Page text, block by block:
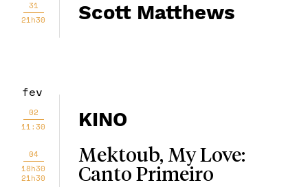
31
21h30
Scott Matthews
fev
02
11:30
KINO
04
18h30
21h30
Mektoub, My Love:
Canto Primeiro